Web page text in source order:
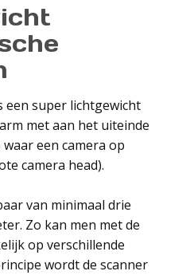
een super lichtgewicht
met aan het uiteinde
een camera op
camera head).
van minimaal drie
Zo kan men met de
op verschillende
wordt de scanner